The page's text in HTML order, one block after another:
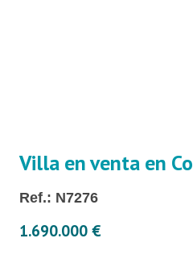
Villa en venta en
Ref.: N7276
1.690.000 €